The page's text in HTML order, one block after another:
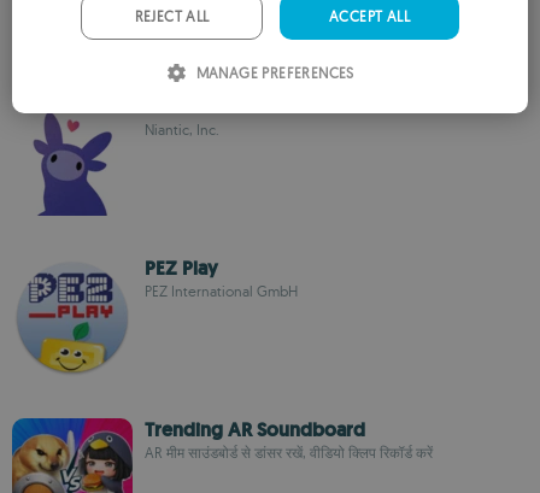
Niantic, Inc.
PEZ Play
PEZ International GmbH
Trending AR Soundboard
AR मीम साउंडबोर्ड से डांसर रखें, वीडियो क्लिप रिकॉर्ड करें
ACCEPT ALL
REJECT ALL
MANAGE PREFERENCES